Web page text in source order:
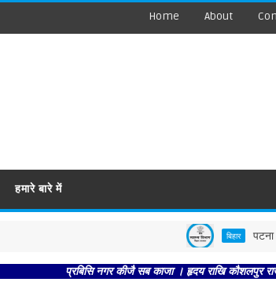
Home About
हमारे बारे में
बिहार पटना : बेगूसराय
प्रबिसि नगर कीजै सब काजा । हृदय राखि कौशलपुर राजा।। --